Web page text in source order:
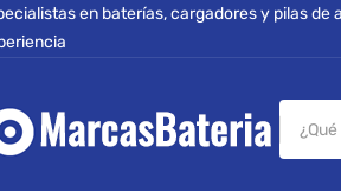
en baterías, cargadores y pilas